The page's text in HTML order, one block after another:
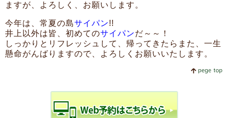
ますが、よろしく、お願いします。
今年は、常夏の島サイパン!!
井上以外は皆、初めてのサイパンだ～～！
しっかりとリフレッシュして、帰ってきたらまた、一生
懸命がんばりますので、よろしくお願いいたします。